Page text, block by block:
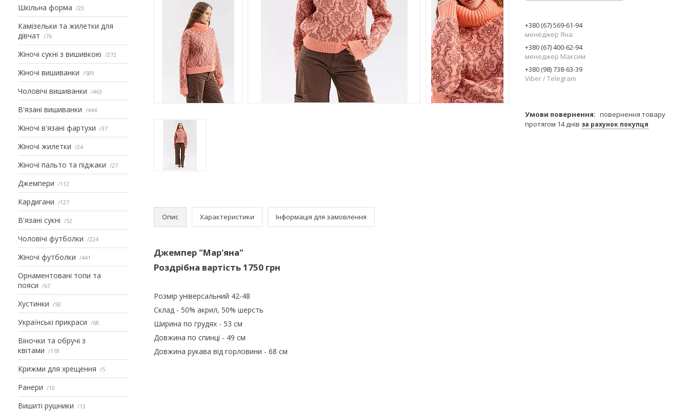
Шкільна форма 23
Камізельки та жилетки для
дівчат
76
Жіночі сукні з вишивкою 272
Жіночі вишиванки 589
Чоловічі вишиванки 463
В'язані вишиванки 444
Жіночі в'язані фартухи 37
Жіночі жилетки 24
Жіночі пальто та піджаки 27
Джемпери 112
Кардигани 127
В'язані сукні 32
Чоловічі футболки 224
Жіночі футболки 441
Орнаментовані топи та
пояси
67
Хустинки 50
Українські прикраси 68
Віночки та обручі з
квітами
118
Крижми для хрещення 5
Ранери 10
Вишиті рушники 13
Опис Характеристики Інформація для замовлення
Джемпер "Мар'яна"
Роздрібна вартість 1750 грн
Розмір універсальний 42-48
Склад - 50% акрил, 50% шерсть
Ширина по грудях - 53 см
Довжина по спинці - 49 см
Довжина рукава від горловини - 68 см
+380 (67) 569-61-94
менеджер Яна
+380 (67) 400-62-94
менеджер Максим
+380 (98) 738-63-39
Viber / Telegram
повернення товару
протягом 14 днів за рахунок покупця